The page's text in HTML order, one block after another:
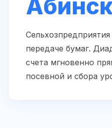
передаче бумаг.
счета мгновенно
посевной и сбора